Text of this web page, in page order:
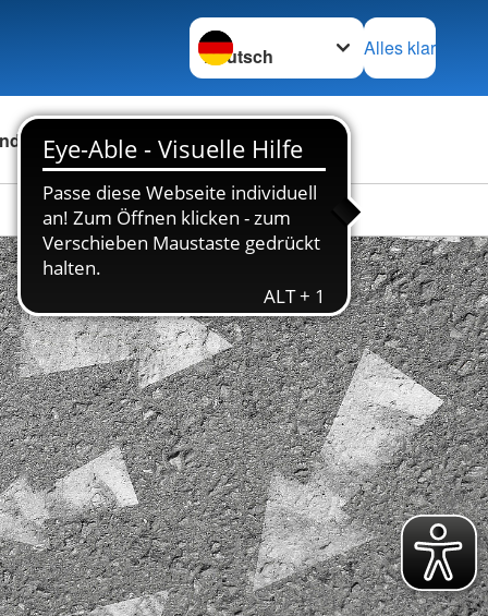
Sprache wechseln zu
Alles klar
Über uns